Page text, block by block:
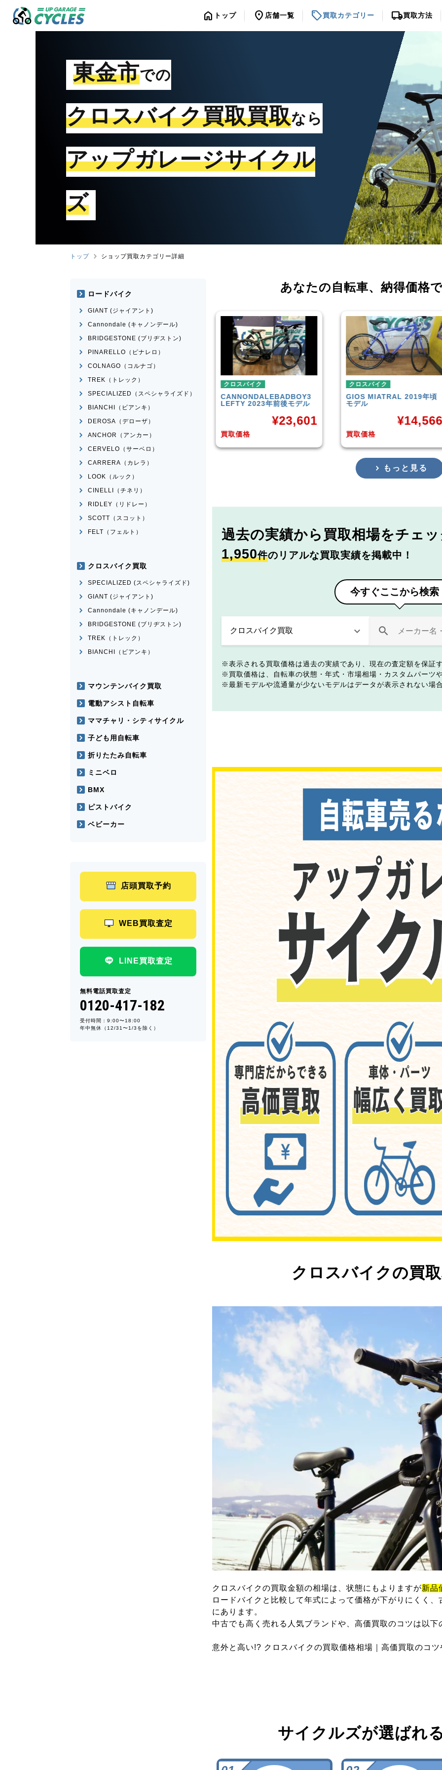
home トップ location_on 店舗一覧 sell買取カテゴリー local_shipping買取方法
東金市での
クロスバイク買取買取なら
アップガレージサイクル
ズ
トップ ショップ買取カテゴリー詳細
あなたの自転車、 納得価格
ESCAPE RX 2025
39,001
クロスバイク
CANNONDALE BADBOY3
LEFTY 2023年前後モデル
買取価格
クロスバイク
GIOSMIATRAL 2019年頃
モデル
買取価格
¥14,566
クロスバイク
TREKFX3 Disc
買取価格
¥
もっと見る
過去の実績から 買取相場をチェ
1,950件のリアルな買取実績を掲載中！
今すぐここから検索
表示される買取価格は過去の実績であり、現在の査定額を保証
買取価格は、自転車の状態・年式・市場相場・カスタムパーツ
最新モデルや流通量が少ないモデルはデータが表示されない場
クロスバイクの買
クロスバイクの買取金額の相場は、状態にもよりますが新品
ロードバイクと比較して年式によって価格が下がりにくく
にあります。
中古でも高く売れる人気ブランドや、高価買取のコツは以
意外と高い!? クロスバイクの買取価格相場｜高価買取のコ
サイクルズが選ばれ
ロードバイク
GIANT (ジャイアント)
Cannondale (キャノンデール)
BRIDGESTONE (ブリヂストン)
PINARELLO（ピナレロ）
COLNAGO（コルナゴ）
TREK（トレック）
SPECIALIZED（スペシャライズド）
BIANCHI（ビアンキ）
DEROSA（デローザ）
ANCHOR（アンカー）
CERVELO（サーベロ）
CARRERA（カレラ）
LOOK（ルック）
CINELLI（チネリ）
RIDLEY（リドレー）
SCOTT（スコット）
FELT（フェルト）
クロスバイク買取
SPECIALIZED (スペシャライズド)
GIANT (ジャイアント)
Cannondale (キャノンデール)
BRIDGESTONE (ブリヂストン)
TREK（トレック）
BIANCHI（ビアンキ）
マウンテンバイク買取
電動アシスト自転車
ママチャリ・シティサイクル
子ども用自転車
折りたたみ自転車
ミニベロ
BMX
ピストバイク
ベビーカー
店頭買取予約
WEB買取査定
LINE買取査定
無料電話買取査定
0120-417-182
受付時間：9:00〜18:00
年中無休（12/31〜1/3を除く）